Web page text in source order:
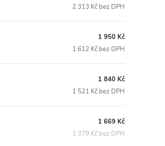
2 313 Kč bez DPH
1 950 Kč
1 612 Kč bez DPH
1 840 Kč
1 521 Kč bez DPH
1 669 Kč
1 379 Kč bez DPH